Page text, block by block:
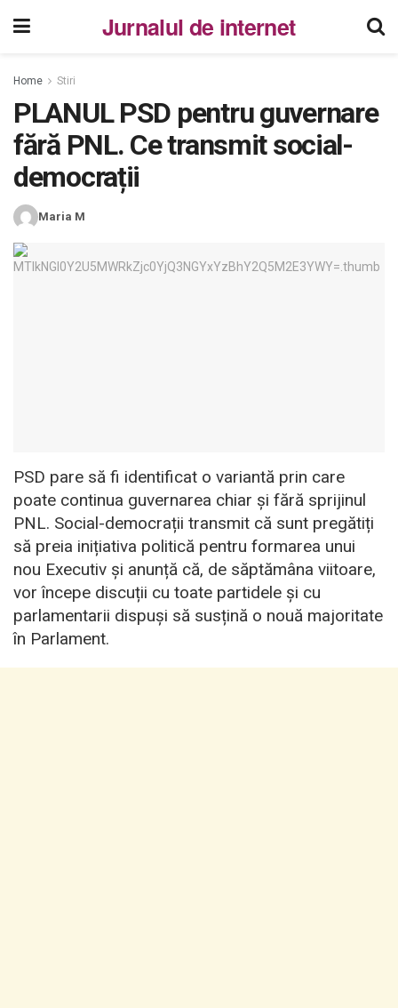
Jurnalul de internet
Home Stiri
PLANUL PSD pentru guvernare
fără PNL. Ce transmit social-
democrații
Maria M
PSD pare să fi identificat o variantă prin care
poate continua guvernarea chiar și fără sprijinul
PNL. Social-democrații transmit că sunt pregătiți
să preia inițiativa politică pentru formarea unui
nou Executiv și anunță că, de săptămâna viitoare,
vor începe discuții cu toate partidele și cu
parlamentarii dispuși să susțină o nouă majoritate
în Parlament.